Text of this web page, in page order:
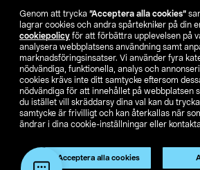
Genom att trycka ”Acceptera alla cookies”
lagrar cookies och andra spårtekniker på din
cookiepolicy för att förbättra upplevelsen på
analysera webbplatsens användning samt
marknadsföringsinsatser. Vi använder fyra
nödvändiga, funktionella, analys och
cookies krävs inte ditt samtycke eftersom
nödvändiga för att innehållet på webbplatsen
du istället vill skräddarsy dina val kan du
samtycke är frivilligt och kan återkallas när
ändrar i dina cookie-inställningar eller
Acceptera alla cookiesProdukten har
Artikelnr: 51-1832
Hitta butik
SE NO FI
Ändra till priser exklusive